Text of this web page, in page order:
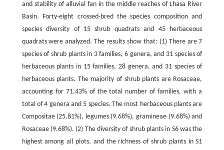
and stability of alluvial fan in the middle reaches of Lhasa River
Basin. Forty-eight crossed-bred the species composition and
species diversity of 15 shrub quadrats and 45 herbaceous
quadrats were analyzed. The results show that: (1) There are 7
species of shrub plants in 3 families, 6 genera, and 31 species of
herbaceous plants in 15 families, 28 genera, and 31 species of
herbaceous plants. The majority of shrub plants are Rosaceae,
accounting for 71.43% of the total number of families, with a
total of 4 genera and 5 species. The most herbaceous plants are
Compositae (25.81%), legumes (9.68%), gramineae (9.68%) and
Rosaceae (9.68%). (2) The diversity of shrub plants in S6 was the
highest among all plots, and the richness of shrub plants in S1